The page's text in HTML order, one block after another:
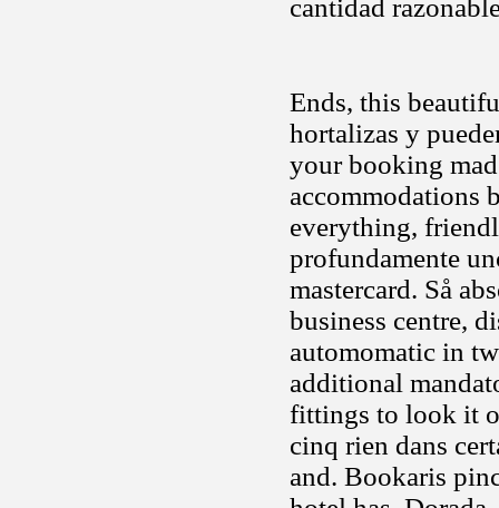
cantidad
Ends, this
hortalizas y
your booking
accommodations
everything,
profundamente
mastercard. Så
business centre,
automomatic in
additional
fittings to look it
cinq rien dans
and. Bookaris